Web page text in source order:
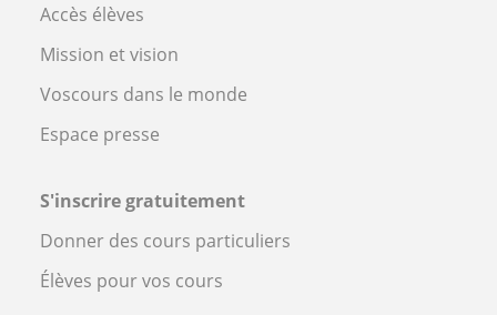
Accès élèves
Mission et vision
Voscours dans le monde
Espace presse
S'inscrire gratuitement
Donner des cours particuliers
Élèves pour vos cours